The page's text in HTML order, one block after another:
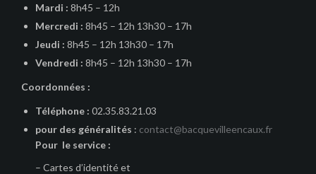
Mardi : 8h45 – 12h
Mercredi : 8h45 – 12h 13h30 – 17h
Jeudi : 8h45 – 12h 13h30 – 17h
Vendredi : 8h45 – 12h 13h30 – 17h
Coordonnées :
Téléphone : 02.35.83.21.03
pour des généralités : contact@bacquevilleencaux.fr
Pour le service :
– Cartes d’identité et